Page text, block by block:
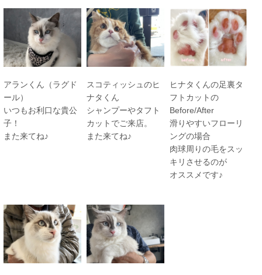
アランくん（ラグド
ール）
いつもお利口な貴公
子！
また来てね♪
スコティッシュのヒ
ナタくん
シャンプーやタフト
カットでご来店。
また来てね♪
ヒナタくんの足裏タ
フトカットの
Before/After
滑りやすいフローリ
ングの場合
肉球周りの毛をスッ
キリさせるのが
オススメです♪